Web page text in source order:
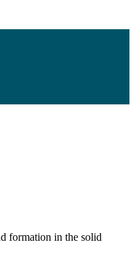
formation in the solid